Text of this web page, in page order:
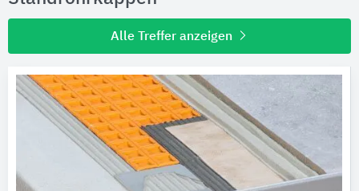
Produktinformationen
Produktdaten
Ausschreibungstexte
CAD-Details
Alle Treffer anzeigen